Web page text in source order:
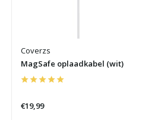
Coverzs
MagSafe oplaadkabel (wit)
€19,99